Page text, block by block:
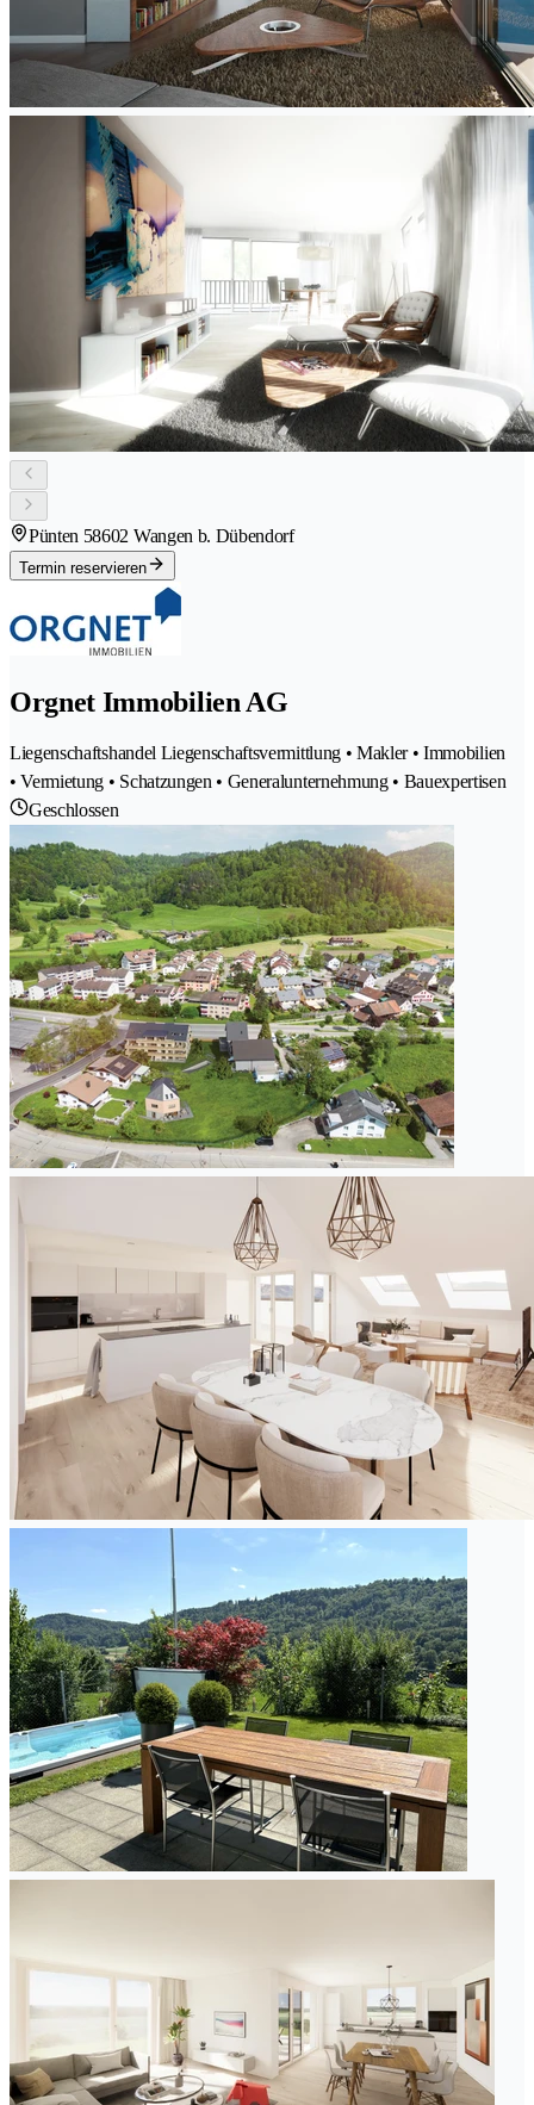
Pünten 58602 Wangen b. Dübendorf
Termin reservieren
Orgnet Immobilien AG
Liegenschaftshandel Liegenschaftsvermittlung • Makler • Immobilien
• Vermietung • Schatzungen • Generalunternehmung • Bauexpertisen
Geschlossen